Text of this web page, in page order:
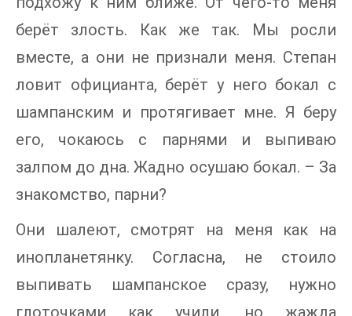
берёт злость. Как же так. Мы росли
вместе, а они не признали меня. Степан
ловит официанта, берёт у него бокал с
шампанским и протягивает мне. Я беру
его, чокаюсь с парнями и выпиваю
залпом до дна. Жадно осушаю бокал. – За
знакомство, парни?
Они шалеют, смотрят на меня как на
инопланетянку. Согласна, не стоило
выпивать шампанское сразу, нужно
глоточками как учили, но жажда